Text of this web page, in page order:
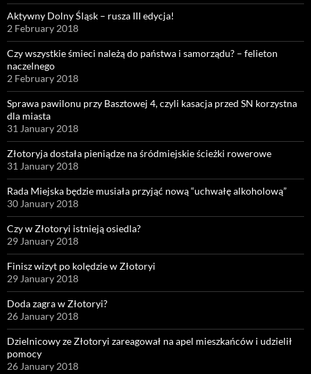
Aktywny Dolny Śląsk – rusza III edycja!
2 February 2018
Czy wszystkie śmieci należą do państwa i samorządu? – felieton
naczelnego
2 February 2018
Sprawa pawilonu przy Basztowej 4, czyli kasacja przed SN korzystna
dla miasta
31 January 2018
Złotoryja dostała pieniądze na śródmiejskie ścieżki rowerowe
31 January 2018
Rada Miejska będzie musiała przyjąć nową “uchwałę alkoholową”
30 January 2018
Czy w Złotoryi istnieją osiedla?
29 January 2018
Finisz wizyt po kolędzie w Złotoryi
29 January 2018
Doda zagra w Złotoryi?
26 January 2018
Dzielnicowy ze Złotoryi zareagował na apel mieszkańców i udzielił
pomocy
26 January 2018